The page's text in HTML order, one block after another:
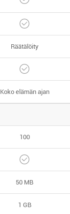
Räätälöity
Koko elämän ajan
100
50 MB
1 GB